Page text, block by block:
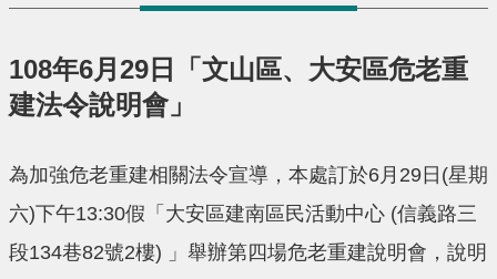
108年6月29日「文山區、大安區危老重
建法令說明會」
為加強危老重建相關法令宣導，本處訂於6月29日(星期
六)下午13:30假「大安區建南區民活動中心 (信義路三
段134巷82號2樓) 」舉辦第四場危老重建說明會，說明